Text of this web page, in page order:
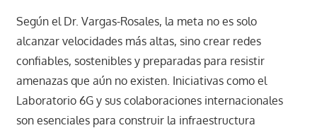
Según el Dr. Vargas-Rosales, la meta no es solo
alcanzar velocidades más altas, sino crear redes
confiables, sostenibles y preparadas para resistir
amenazas que aún no existen. Iniciativas como el
Laboratorio 6G y sus colaboraciones internacionales
son esenciales para construir la infraestructura